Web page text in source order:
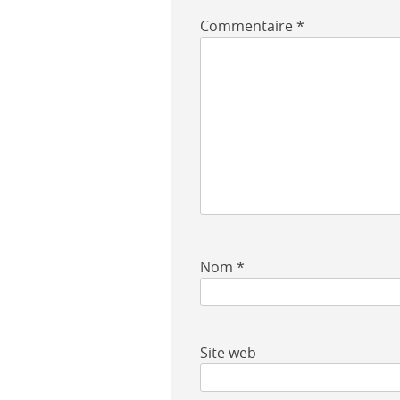
Commentaire*
Nom *
Site web